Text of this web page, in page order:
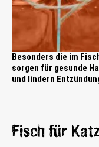
Besonders die im
sorgen für gesunde
und lindern
Fisch für